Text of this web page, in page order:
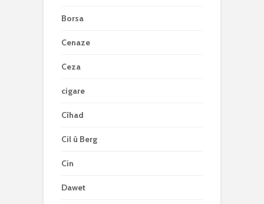
Borsa
Cenaze
Ceza
cigare
Cîhad
Cil û Berg
Cin
Dawet